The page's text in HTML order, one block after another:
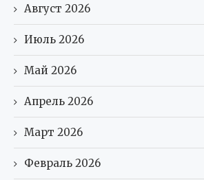
Апрель 2026
Март 2026
Февраль 2026
Январь 2026
Декабрь 2025
Октябрь 2025